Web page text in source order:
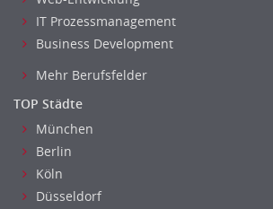
Automatisierungstechnik
Energie und Umwelttechnik
Entwicklung
Fahrzeugtechnik
Fertigungstechnik
IT Prozessmanagement
Business Development
Mehr Berufsfelder
TOP Städte
München
Berlin
Köln
Düsseldorf